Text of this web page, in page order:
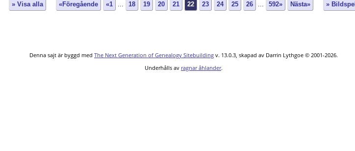
» Visa alla «Föregående «1 ... 18 19 20 21 22 23 24 25 26 ... 592» Nästa» » Bildspel
Denna sajt är byggd med The Next Generation of Genealogy Sitebuilding v. 13.0.3, skapad av Darrin Lythgoe © 2001-2026.
Underhålls av ragnar åhlander.